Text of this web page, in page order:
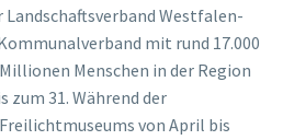
Landschaftsverband Westfalen-
mit rund 17.000
Menschen in der Region
31. Während der
von April bis